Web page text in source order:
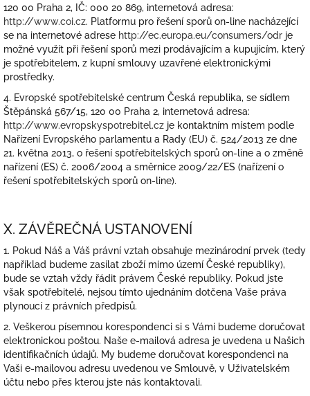
120 00 Praha 2, IČ: 000 20 869, internetová adresa:
http://www.coi.cz. Platformu pro řešení sporů on-line nacházející
se na internetové adrese http://ec.europa.eu/consumers/odr je
možné využít při řešení sporů mezi prodávajícím a kupujícím, který
je spotřebitelem, z kupní smlouvy uzavřené elektronickými
prostředky.
4. Evropské spotřebitelské centrum Česká republika, se sídlem
Štěpánská 567/15, 120 00 Praha 2, internetová adresa:
http://www.evropskyspotrebitel.cz je kontaktním místem podle
Nařízení Evropského parlamentu a Rady (EU) č. 524/2013 ze dne
21. května 2013, o řešení spotřebitelských sporů on-line a o změně
nařízení (ES) č. 2006/2004 a směrnice 2009/22/ES (nařízení o
řešení spotřebitelských sporů on-line).
X. ZÁVĚREČNÁ USTANOVENÍ
1. Pokud Náš a Váš právní vztah obsahuje mezinárodní prvek (tedy
například budeme zasílat zboží mimo území České republiky),
bude se vztah vždy řádit právem České republiky. Pokud jste
však spotřebitelé, nejsou tímto ujednáním dotčena Vaše práva
plynoucí z právních předpisů.
2. Veškerou písemnou korespondenci si s Vámi budeme doručovat
elektronickou poštou. Naše e-mailová adresa je uvedena u Našich
identifikačních údajů. My budeme doručovat korespondenci na
Vaši e-mailovou adresu uvedenou ve Smlouvě, v Uživatelském
účtu nebo přes kterou jste nás kontaktovali.